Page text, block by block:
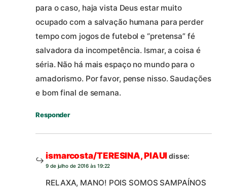
para o caso, haja vista Deus estar muito
ocupado com a salvação humana para perder
tempo com jogos de futebol e “pretensa” fé
salvadora da incompetência. Ismar, a coisa é
séria. Não há mais espaço no mundo para o
amadorismo. Por favor, pense nisso. Saudações
e bom final de semana.
Responder
ismarcosta/TERESINA, PIAUIdisse:
9 de julho de 2016 às 19:22
RELAXA, MANO! POIS SOMOS SAMPAÍNOS